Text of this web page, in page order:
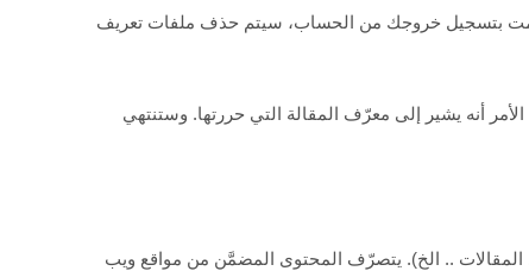
قمت بتسجيل خروجك من الحساب، سيتم حذف ملفات تعريف
أنه يشير إلى معرّف المقالة التي حررتها. وستنتهي
.. الخ). يتصرّف المحتوى المضمَّن من مواقع ويب